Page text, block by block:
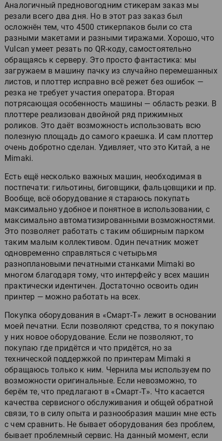
Аналогичный предновогодним стикерам заказ мы
резали всего два дня. Но в этот раз заказ был
осложнён тем, что 4500 стикерпаков были со ста
разными макетами и разными тиражами. Хорошо, что
Vulcan умеет резать по QR-коду, самостоятельно
обращаясь к серверу. Это просто фантастика: мы
загружаем в машину пачку из случайно перемешанных
листов, и плоттер исправно всё режет без ошибок —
резка не требует участия оператора. Вторая
потрясающая особенность машины — область резки. В
плоттере реализован двойной ряд прижимных
роликов. Это даёт возможность использовать всю
полезную площадь до самого краешка. И сам плоттер
очень добротно сделан. Удивляет, что это Китай, а не
Mimaki.
Есть ещё несколько важных машин, необходимая в
постпечати: гильотины, биговщики, фальцовщики и пр.
Вообще, всё оборудование я стараюсь покупать
максимально удобное и понятное в использовании, с
максимально автоматизированными возможностями.
Это позволяет работать с таким обширным парком
таким малым коллективом. Один печатник может
одновременно справляться с четырьмя
разноплановыми печатными станками Mimaki во
многом благодаря тому, что интерфейс у всех машин
практически идентичен. Достаточно освоить один
принтер — можно работать на всех.
Покупка оборудования в «Смарт-Т» лежит в основании
моей печатни. Если позволяют средства, то я покупаю
у них новое оборудование. Если не позволяют, то
покупаю где придётся и что придётся, но за
технической поддержкой по принтерам Mimaki я
обращаюсь только к ним. Чернила мы используем по
возможности оригинальные. Если невозможно, то
берём те, что предлагают в «Смарт-Т». Что касается
качества сервисного обслуживания и общей обратной
связи, то в силу опыта и разнообразия машин мне есть
с чем сравнить. Не бывает оборудования без проблем,
бывает проблемный сервис. На данный момент, если